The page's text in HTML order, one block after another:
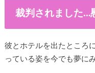
裁判されました…
彼とホテルを出たところ
っている姿を今でも夢にみ